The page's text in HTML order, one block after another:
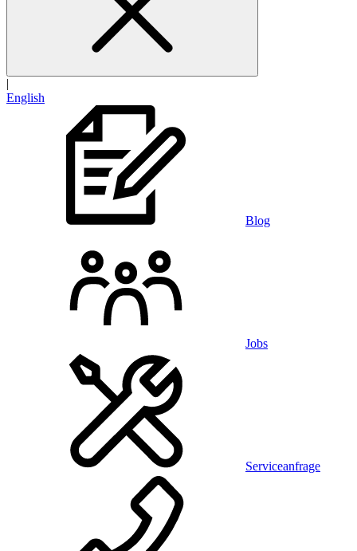
|
English
Blog
Jobs
Serviceanfrage